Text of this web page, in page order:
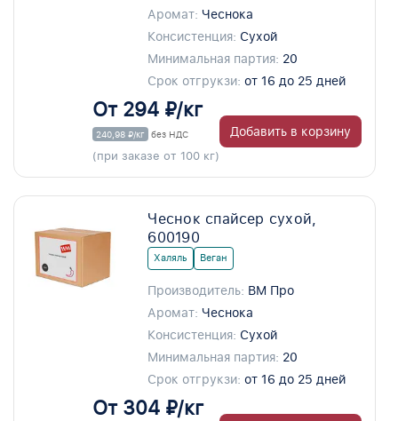
Аромат: Чеснока
Консистенция: Сухой
Минимальная партия: 20
Срок отгрукзи: от 16 до 25 дней
От 294 ₽/кг
240,98 ₽/кг без НДС
(при заказе от 100 кг)
Добавить в корзину
Чеснок спайсер сухой,
600190
Халяль Веган
Производитель: ВМ Про
Аромат: Чеснока
Консистенция: Сухой
Минимальная партия: 20
Срок отгрукзи: от 16 до 25 дней
От 304 ₽/кг